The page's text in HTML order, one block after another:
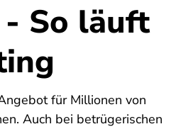
- So läuft
für Millionen von
Auch bei betrügerischen